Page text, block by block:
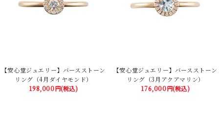
【安心堂ジュエリー】バースストーン
リング（4月ダイヤモンド）
198,000円(税込)
【安心堂ジュエリー】バースストーン
リング（3月アクアマリン）
176,000円(税込)